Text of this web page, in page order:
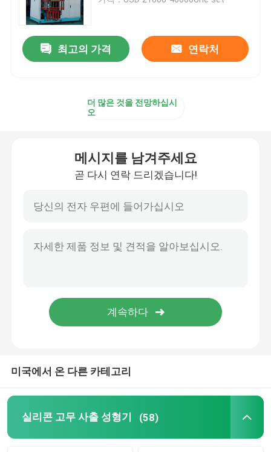
진공 압축 성형 기기
수력 고무 성형 장치
고무 믹싱 기계
자동 고무 절단기
최고의 가격 연락처
더 많은 것을 전망하십시
오
메시지를 남겨주세요
곧 다시 연락 드리겠습니다!
미국에서 온 다른 카테고리
실리콘 고무 사출 성형기 (58)